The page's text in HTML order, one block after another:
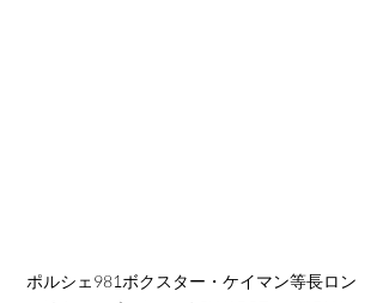
ポルシェ981ボクスター・ケイマン等長ロン